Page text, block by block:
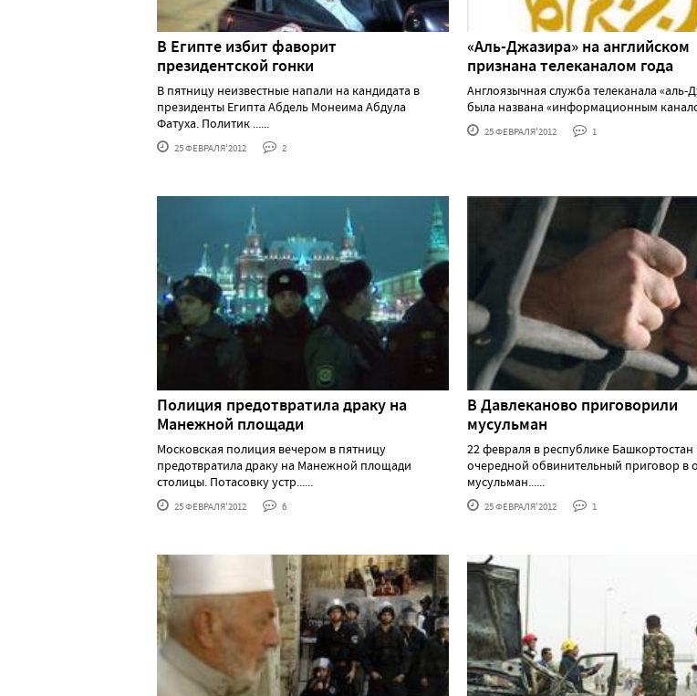
В Египте избит фаворит
президентской гонки
В пятницу неизвестные напали на кандидата в
президенты Египта Абдель Монеима Абдула
Фатуха. Политик ......
25 ФЕВРАЛЯ'2012 2
«Аль-Джазира» на английском
признана телеканалом года
Англоязычная служба телеканала «аль-
была названа «информационным
25 ФЕВРАЛЯ'2012 1
Полиция предотвратила драку на
Манежной площади
Московская полиция вечером в пятницу
предотвратила драку на Манежной площади
столицы. Потасовку устр......
25 ФЕВРАЛЯ'2012 6
В Давлеканово приговорили
мусульман
22 февраля в республике Башкортостан
очередной обвинительный приговор в
мусульман......
25 ФЕВРАЛЯ'2012 1